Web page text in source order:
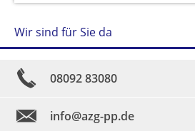
Wir sind für Sie da
08092 83080
info@azg-pp.de